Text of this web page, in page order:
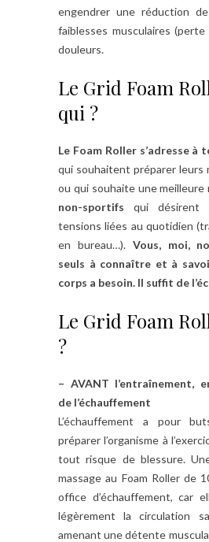
engendrer une réduction
faiblesses musculaires
douleurs.
Le Grid Foam
qui ?
Le Foam Roller s’adresse à
qui souhaitent préparer leurs
ou qui souhaite une meilleure
non-sportifs qui désirent
tensions liées au quotidien
en bureau…). Vous, moi,
seuls à connaître et à
corps a besoin. Il suffit de
Le Grid Foam
?
– AVANT l’entraînement,
de l’échauffement
L’échauffement a pour
préparer l’organisme à
tout risque de blessure.
massage au Foam Roller de
office d’échauffement, car
légèrement la circulation
amenant une détente